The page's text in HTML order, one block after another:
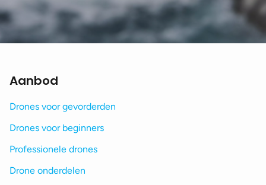
Aanbod
Drones voor gevorderden
Drones voor beginners
Professionele drones
Drone onderdelen